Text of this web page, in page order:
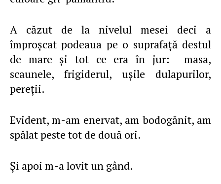
A căzut de la nivelul mesei deci a
împroşcat podeaua pe o suprafaţă destul
de mare şi tot ce era în jur: masa,
scaunele, frigiderul, uşile dulapurilor,
pereţii.
Evident, m-am enervat, am bodogănit, am
spălat peste tot de două ori.
Şi apoi m-a lovit un gând.